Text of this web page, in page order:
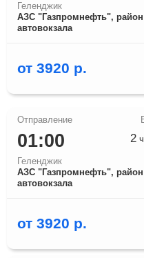
Геленджик
АЗС "Газпромнефть", район
автовокзала
от 3920 р.
01:00
Геленджик
АЗС "Газпромнефть", район
автовокзала
2 ч
от 3920 р.